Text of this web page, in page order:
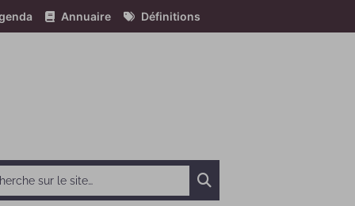
Annuaire Définitions